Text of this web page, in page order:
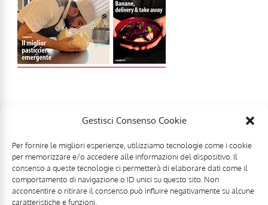
Gestisci Consenso Cookie
Per fornire le migliori esperienze, utilizziamo tecnologie come i cookie
per memorizzare e/o accedere alle informazioni del dispositivo. Il
consenso a queste tecnologie ci permetterà di elaborare dati come il
comportamento di navigazione o ID unici su questo sito. Non
acconsentire o ritirare il consenso può influire negativamente su alcune
caratteristiche e funzioni.